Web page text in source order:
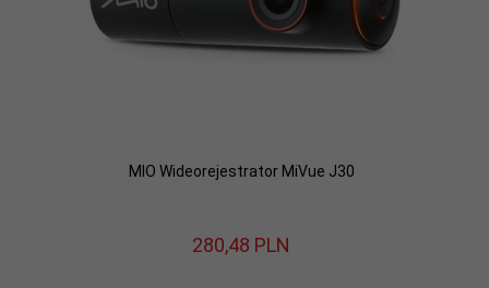
MIO Wideorejestrator MiVue J30
280,48 PLN